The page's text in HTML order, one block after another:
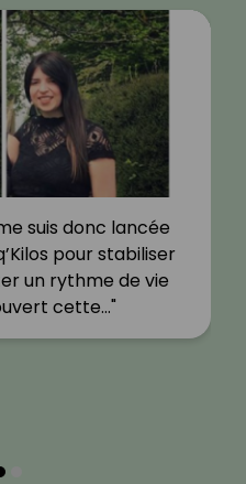
suis donc lancée
pour stabiliser
un rythme de vie
cette…"